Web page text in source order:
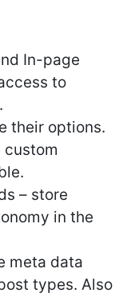
In-page
to
their options.
custom
– store
in the
meta data
types. Also